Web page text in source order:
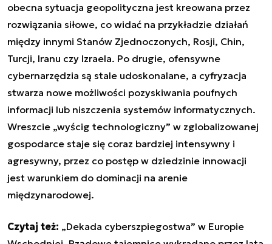
obecna sytuacja geopolityczna jest kreowana przez
rozwiązania siłowe, co widać na przykładzie działań
między innymi Stanów Zjednoczonych, Rosji, Chin,
Turcji, Iranu czy Izraela. Po drugie, ofensywne
cybernarzędzia są stale udoskonalane, a cyfryzacja
stwarza nowe możliwości pozyskiwania poufnych
informacji lub niszczenia systemów informatycznych.
Wreszcie „wyścig technologiczny” w zglobalizowanej
gospodarce staje się coraz bardziej intensywny i
agresywny, przez co postęp w dziedzinie innowacji
jest warunkiem do dominacji na arenie
międzynarodowej.
Czytaj też: „Dekada cyberszpiegostwa” w Europie